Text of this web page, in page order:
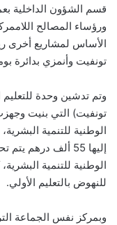
قسم الشؤون الداخلية
ورؤساء المصالح
الأساس لمشاريع أخرى
تونفيت وأنمزي بدائرة
وتم تدشين وحدة للتعليم
تونفيت) التي بنيت
إليها 55 ألف
الوطنية للتنمية
للنهوض بالتعليم الأولي.
وبمركز نفس الجماعة